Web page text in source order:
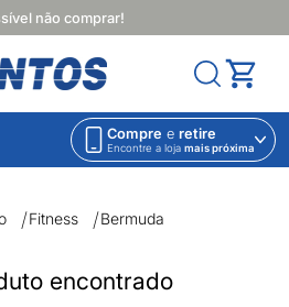
não comprar!
Compre e retire
Encontre a loja mais próxima
Fitness Bermuda
encontrado